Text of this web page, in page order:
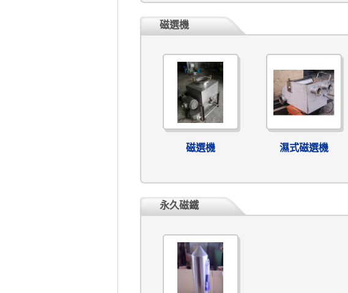
磁選機
磁選機 濕式磁選機
永久磁鐵